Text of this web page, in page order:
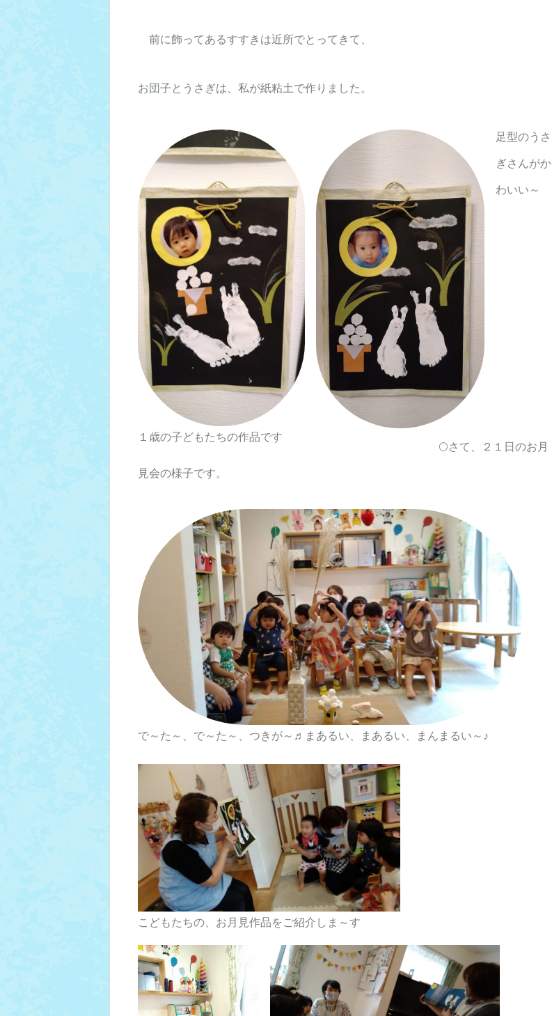
前に飾ってあるすすきは近所でとってきて、
お団子とうさぎは、私が紙粘土で作りました。
１歳の子どもたちの作品です
足型のうさ
ぎさんがか
わいい～
🌕さて、２１日のお月
見会の様子です。
で～た～、で～た～、つきが～♬まあるい、まあるい、まんまるい～♪
こどもたちの、お月見作品をご紹介しま～す